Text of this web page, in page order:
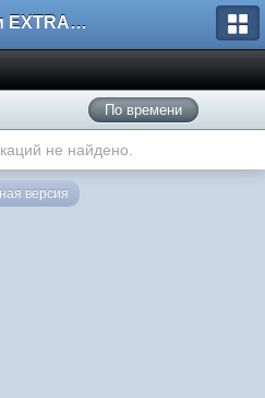
Форум EXTRACTOR.ru
По времени
не найдено.
версия